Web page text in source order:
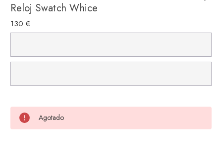
Reloj Swatch Whice
130 €
Agotado